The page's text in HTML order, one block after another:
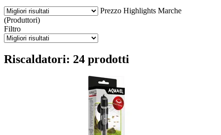
Prezzo Highlights Marche
(Produttori)
Filtro
Riscaldatori: 24 prodotti